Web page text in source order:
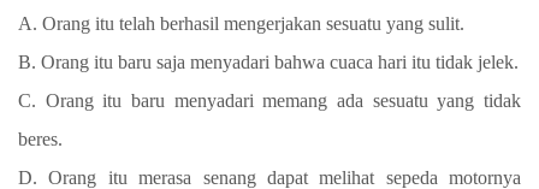
A. Orang itu telah berhasil mengerjakan sesuatu yang sulit.
B. Orang itu baru saja menyadari bahwa cuaca hari itu tidak jelek.
C. Orang itu baru menyadari memang ada sesuatu yang tidak
beres.
D. Orang itu merasa senang dapat melihat sepeda motornya